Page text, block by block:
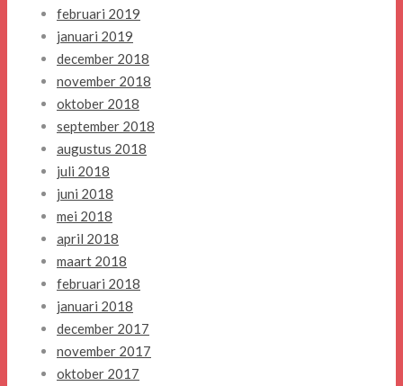
februari 2019
januari 2019
december 2018
november 2018
oktober 2018
september 2018
augustus 2018
juli 2018
juni 2018
mei 2018
april 2018
maart 2018
februari 2018
januari 2018
december 2017
november 2017
oktober 2017